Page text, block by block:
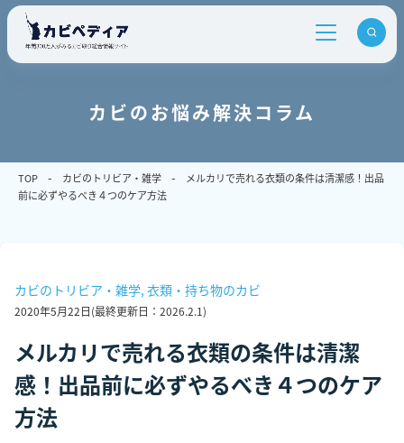
カビのお悩み解決コラム
TOP カビのトリビア・雑学
メルカリで売れる衣類の条件は清潔感！出品
前に必ずやるべき４つのケア方法
カビのトリビア・雑学, 衣類・持ち物のカビ
2020年5月22日(最終更新日： 2026.2.1)
メルカリで売れる衣類の条件は清潔
感！出品前に必ずやるべき４つのケア
方法